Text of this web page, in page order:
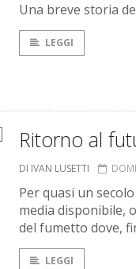
Una breve storia
LEGGI
Ritorno al
DI IVAN LUSETTI
Per quasi un
media disponibile,
del fumetto dove,
LEGGI